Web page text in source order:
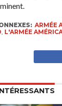
ARMÉE
, L'ARMÉE